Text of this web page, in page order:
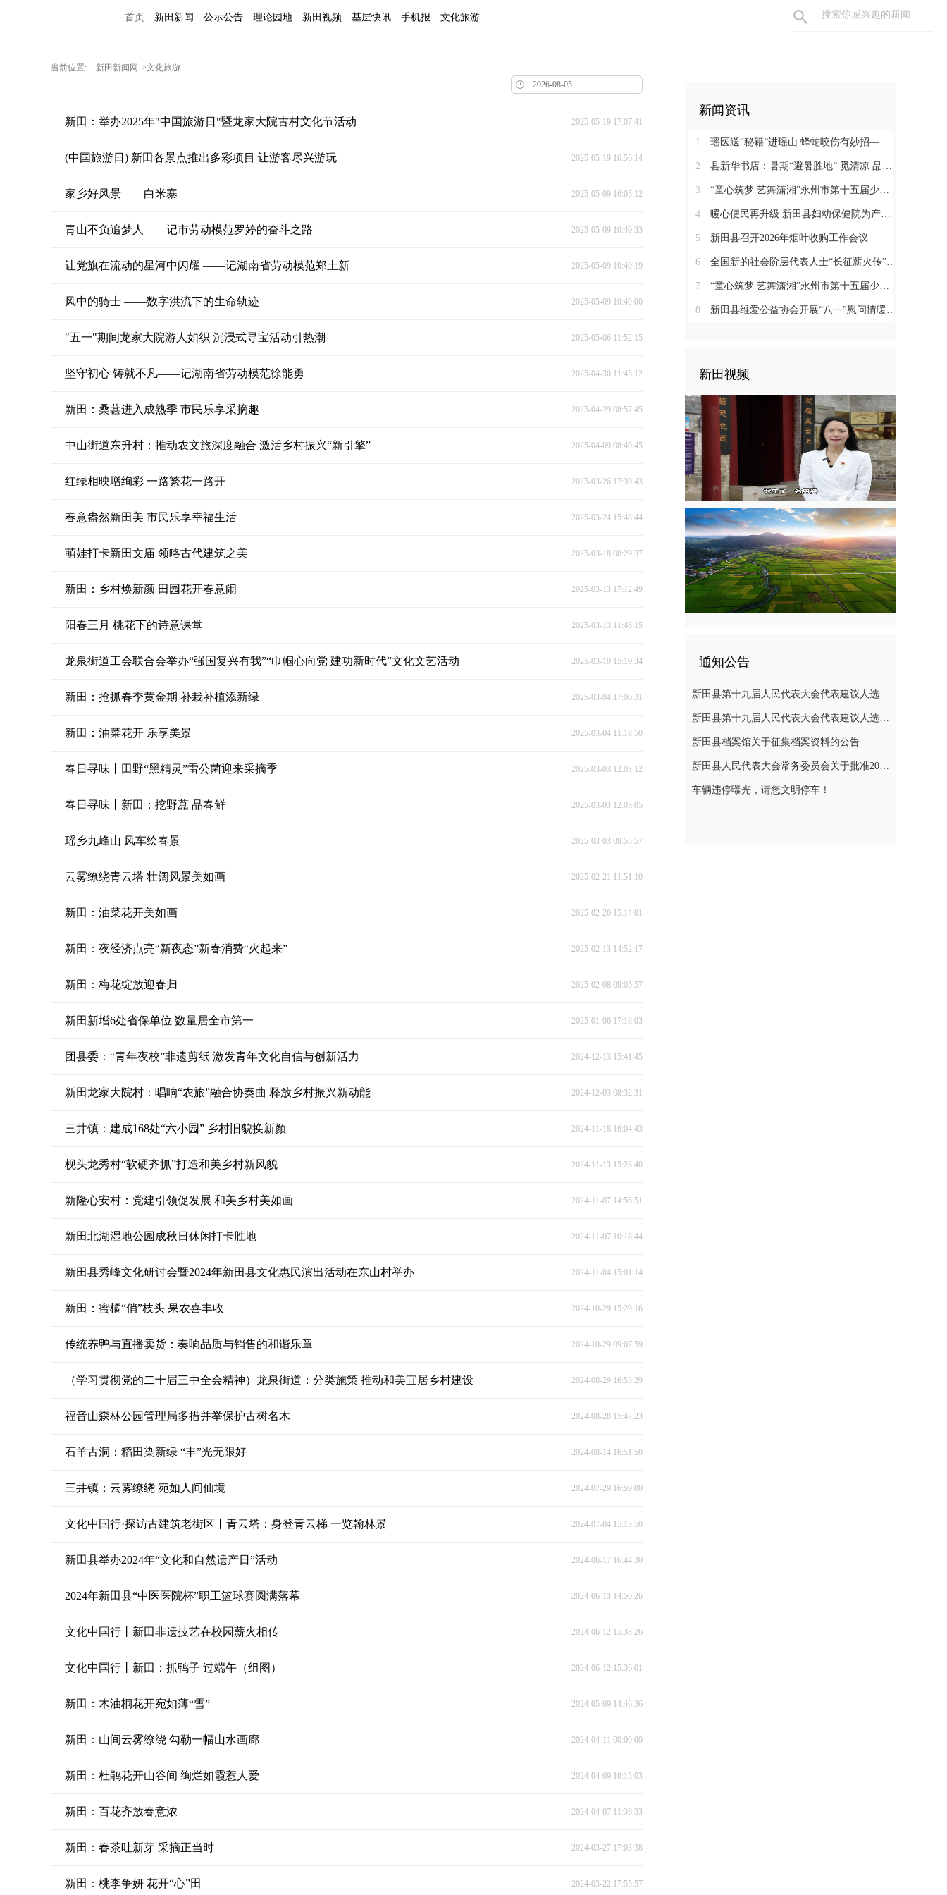
首页 新田新闻 公示公告 理论园地 新田视频 基层快讯 手机报 文化旅游
当前位置: 新田新闻网 >文化旅游
新田：举办2025年"中国旅游日"暨龙家大院古村文化节活动 2025-05-19 17:07:41
(中国旅游日) 新田各景点推出多彩项目 让游客尽兴游玩 2025-05-19 16:56:14
家乡好风景——白米寨 2025-05-09 16:05:12
青山不负追梦人——记市劳动模范罗婷的奋斗之路 2025-05-09 10:49:33
让党旗在流动的星河中闪耀 ——记湖南省劳动模范郑土新 2025-05-09 10:49:19
风中的骑士 ——数字洪流下的生命轨迹 2025-05-09 10:49:00
"五一"期间龙家大院游人如织 沉浸式寻宝活动引热潮 2025-05-06 11:52:15
坚守初心 铸就不凡——记湖南省劳动模范徐能勇 2025-04-30 11:45:12
新田：桑葚进入成熟季 市民乐享采摘趣 2025-04-29 08:57:45
中山街道东升村：推动农文旅深度融合 激活乡村振兴“新引擎” 2025-04-09 08:40:45
红绿相映增绚彩 一路繁花一路开 2025-03-26 17:30:43
春意盎然新田美 市民乐享幸福生活 2025-03-24 15:48:44
萌娃打卡新田文庙 领略古代建筑之美 2025-03-18 08:29:37
新田：乡村焕新颜 田园花开春意闹 2025-03-13 17:12:49
阳春三月 桃花下的诗意课堂 2025-03-13 11:46:15
龙泉街道工会联合会举办“强国复兴有我”“巾帼心向党 建功新时代”文化文艺活动 2025-03-10 15:19:34
新田：抢抓春季黄金期 补栽补植添新绿 2025-03-04 17:00:31
新田：油菜花开 乐享美景 2025-03-04 11:18:50
春日寻味丨田野“黑精灵”雷公菌迎来采摘季 2025-03-03 12:03:12
春日寻味丨新田：挖野藠 品春鲜 2025-03-03 12:03:05
瑶乡九峰山 风车绘春景 2025-03-03 09:55:57
云雾缭绕青云塔 壮阔风景美如画 2025-02-21 11:51:10
新田：油菜花开美如画 2025-02-20 15:14:01
新田：夜经济点亮“新夜态”新春消费“火起来” 2025-02-13 14:52:17
新田：梅花绽放迎春归 2025-02-08 09:05:57
新田新增6处省保单位 数量居全市第一 2025-01-06 17:18:03
团县委：“青年夜校”非遗剪纸 激发青年文化自信与创新活力 2024-12-13 15:41:45
新田龙家大院村：唱响“农旅”融合协奏曲 释放乡村振兴新动能 2024-12-03 08:32:31
三井镇：建成168处“六小园” 乡村旧貌换新颜 2024-11-18 16:04:43
枧头龙秀村“软硬齐抓”打造和美乡村新风貌 2024-11-13 15:23:40
新隆心安村：党建引领促发展 和美乡村美如画 2024-11-07 14:56:51
新田北湖湿地公园成秋日休闲打卡胜地 2024-11-07 10:18:44
新田县秀峰文化研讨会暨2024年新田县文化惠民演出活动在东山村举办 2024-11-04 15:01:14
新田：蜜橘“俏”枝头 果农喜丰收 2024-10-29 15:29:16
传统养鸭与直播卖货：奏响品质与销售的和谐乐章 2024-10-29 09:07:59
（学习贯彻党的二十届三中全会精神）龙泉街道：分类施策 推动和美宜居乡村建设 2024-08-29 16:53:29
福音山森林公园管理局多措并举保护古树名木 2024-08-28 15:47:23
石羊古洞：稻田染新绿 “丰”光无限好 2024-08-14 16:51:50
三井镇：云雾缭绕 宛如人间仙境 2024-07-29 16:59:00
文化中国行·探访古建筑老街区丨青云塔：身登青云梯 一览翰林景 2024-07-04 15:13:50
新田县举办2024年“文化和自然遗产日”活动 2024-06-17 16:44:30
2024年新田县“中医医院杯”职工篮球赛圆满落幕 2024-06-13 14:50:26
文化中国行丨新田非遗技艺在校园薪火相传 2024-06-12 15:38:26
文化中国行丨新田：抓鸭子 过端午（组图） 2024-06-12 15:36:01
新田：木油桐花开宛如薄“雪” 2024-05-09 14:46:36
新田：山间云雾缭绕 勾勒一幅山水画廊 2024-04-11 00:00:00
新田：杜鹃花开山谷间 绚烂如霞惹人爱 2024-04-09 16:15:03
新田：百花齐放春意浓 2024-04-07 11:36:33
新田：春茶吐新芽 采摘正当时 2024-03-27 17:03:38
新田：桃李争妍 花开“心”田 2024-03-22 17:55:57
新闻资讯
1 瑶医送“秘籍”进瑶山 蜂蛇咬伤有妙招——新田县起头岭村这场养生讲座接地气又实用
2 县新华书店：暑期“避暑胜地” 觅清凉 品书香
3 “童心筑梦 艺舞潇湘”永州市第十五届少儿音乐舞蹈大赛决赛在新田圆满落幕
4 暖心便民再升级 新田县妇幼保健院为产检孕妇提供免费早餐
5 新田县召开2026年烟叶收购工作会议
6 全国新的社会阶层代表人士“长征薪火传”来新宣介
7 “童心筑梦 艺舞潇湘”永州市第十五届少儿音乐舞蹈大赛新田县选拔赛正式开赛
8 新田县维爱公益协会开展“八一”慰问情暖“火焰蓝”
新田视频
通知公告
新田县第十九届人民代表大会代表建议人选公示
新田县第十九届人民代表大会代表建议人选公示
新田县档案馆关于征集档案资料的公告
新田县人民代表大会常务委员会关于批准2025年县级决算的决议
车辆违停曝光，请您文明停车！